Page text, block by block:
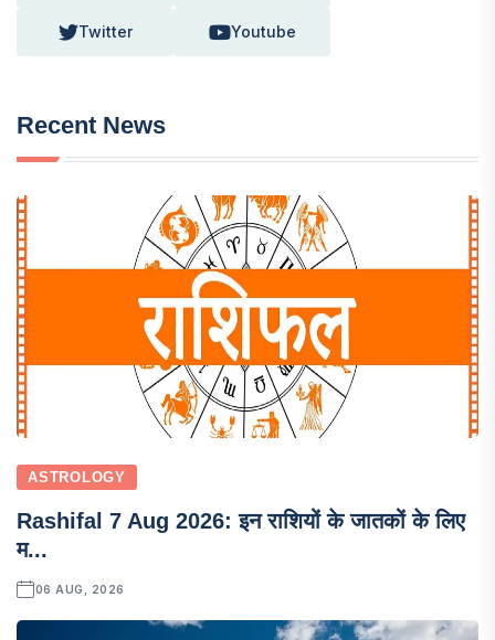
Twitter Youtube
Recent News
ASTROLOGY
Rashifal 7 Aug 2026: इन राशियों के जातकों के लिए
म...
06 AUG, 2026